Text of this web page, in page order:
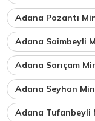
Adana Pozantı
Adana Saimbeyli
Adana Sarıçam
Adana Seyhan
Adana Tufanbeyli